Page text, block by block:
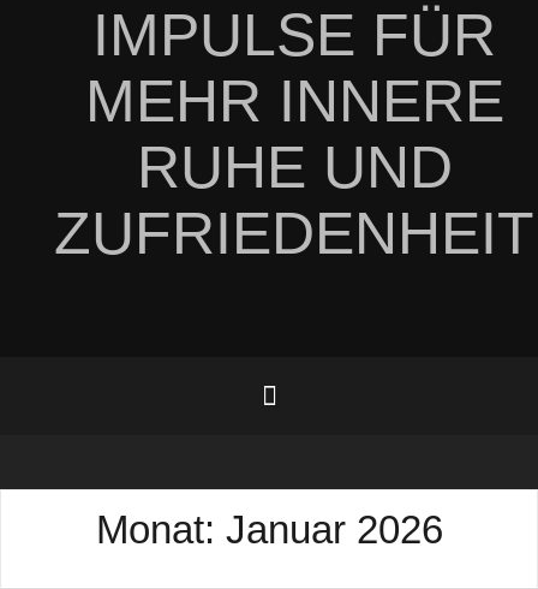
IMPULSE FÜR
MEHR INNERE
RUHE UND
ZUFRIEDENHEIT
Monat: Januar 2026